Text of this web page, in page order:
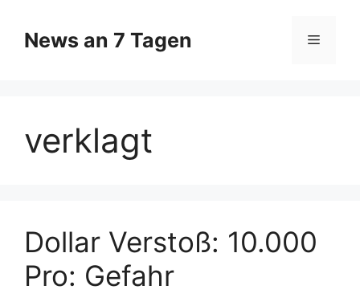
Inhalt
springen
News an 7 Tagen Menü
verklagt
Dollar Verstoß: 10.000
Pro: Gefahr